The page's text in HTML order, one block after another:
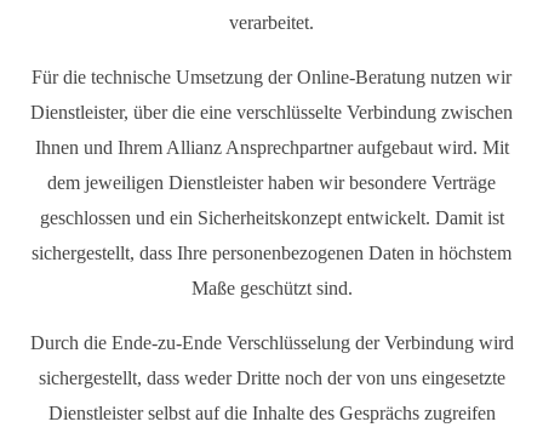
verarbeitet.
Für die technische Umsetzung der Online-Beratung nutzen wir
Dienstleister, über die eine verschlüsselte Verbindung zwischen
Ihnen und Ihrem Allianz Ansprechpartner aufgebaut wird. Mit
dem jeweiligen Dienstleister haben wir besondere Verträge
geschlossen und ein Sicherheitskonzept entwickelt. Damit ist
sichergestellt, dass Ihre personenbezogenen Daten in höchstem
Maße geschützt sind.
Durch die Ende-zu-Ende Verschlüsselung der Verbindung wird
sichergestellt, dass weder Dritte noch der von uns eingesetzte
Dienstleister selbst auf die Inhalte des Gesprächs zugreifen